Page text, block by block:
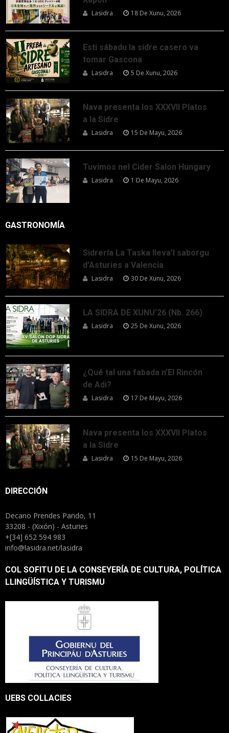
Lasidra 18 De Xunu, 2026
Esti sábadu la sidre casero va
tomar Gascona
Lasidra 5 De Xunu, 2026
Nava presenta los XXXVII Platos
a la Sidre
Lasidra 15 De Mayu, 2026
Tuvimos nel Cider Salon Hungary
Lasidra 1 De Mayu, 2026
GASTRONOMÍA
Sidrería La Taska lleva’l saborgu
d’Asturies a Valencia
Lasidra 30 De Xunu, 2026
LA SIDRA DE XUNU’26 (Nb. 266)
Lasidra 25 De Xunu, 2026
¿Qué tal una fabada n’El Rincón
de Adi?
Lasidra 17 De Mayu, 2026
Nava presenta los XXXVII Platos
a la Sidre
Lasidra 15 De Mayu, 2026
DIRECCIÓN
Decano Prendes Pando, 11
33208 - (Xixón) - Asturies
+[34] 652 594 983
info@lasidra.net/lasidra
COL SOFITU DE LA CONSEYERÍA DE CULTURA, POLÍTICA
LLINGÜÍSTICA Y TURISMU
UEBS COLLACIES